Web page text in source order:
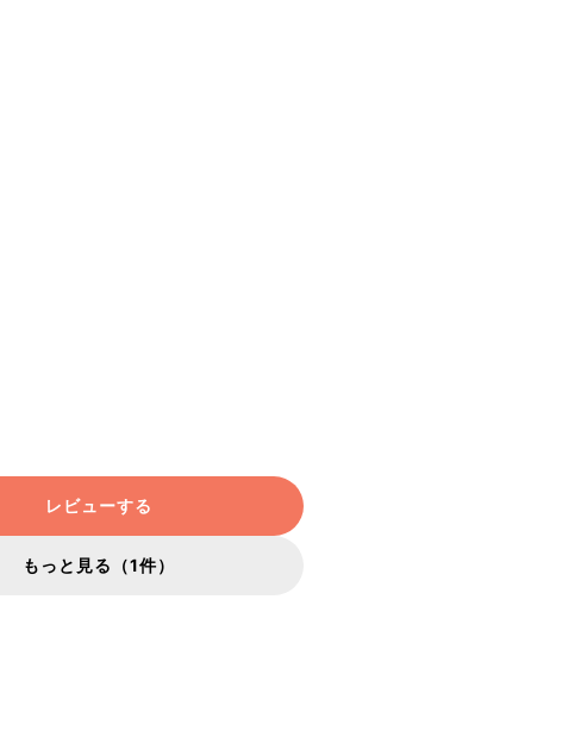
レビューする
もっと見る（1件）